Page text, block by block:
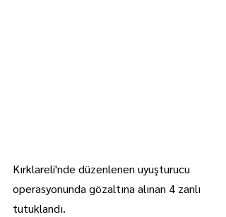
Kırklareli'nde düzenlenen uyuşturucu
operasyonunda gözaltına alınan 4 zanlı
tutuklandı.